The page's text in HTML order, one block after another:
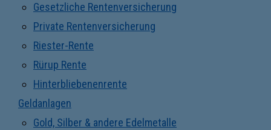
Gesetzliche Rentenversicherung
Private Rentenversicherung
Riester-Rente
Rürup Rente
Hinterbliebenenrente
Geldanlagen
Gold, Silber & andere Edelmetalle